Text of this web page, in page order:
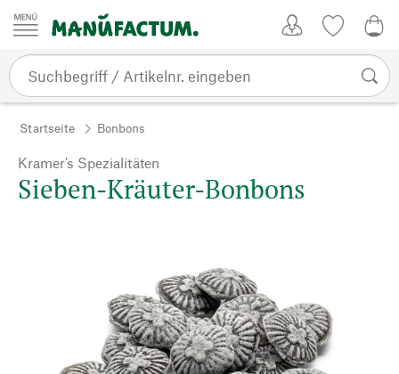
Zum Inhalt springen
Startseite Bonbons
Kramer’s Spezialitäten
Sieben-Kräuter-Bonbons